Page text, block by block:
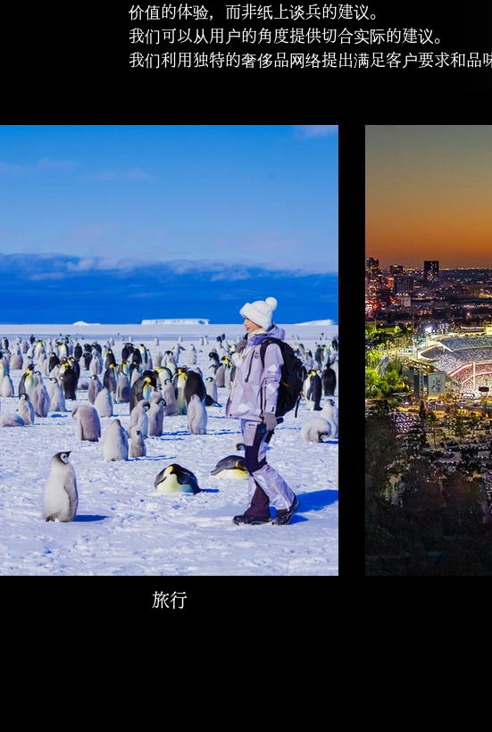
价值的体验，而非纸上谈兵的建议。
我们可以从用户的角度提供切合实际的建议。
我们利用独特的奢侈品网络提出满足客户要求和品
旅行